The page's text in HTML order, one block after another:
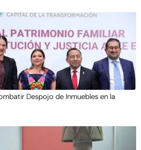
Despojo de Inmuebles en la